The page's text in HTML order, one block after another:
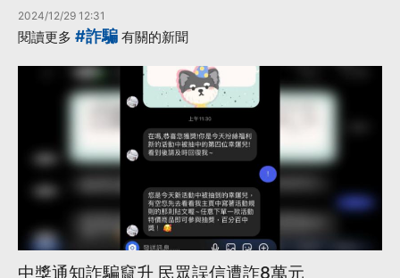
2024/12/29 12:31
閱讀更多 #詐騙 有關的新聞
中獎通知詐騙竄升 民眾誤信遭詐8萬元